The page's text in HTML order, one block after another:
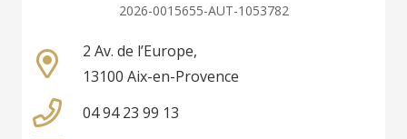
2026-0015655-AUT-1053782
2 Av. de l’Europe,
13100 Aix-en-Provence
04 94 23 99 13